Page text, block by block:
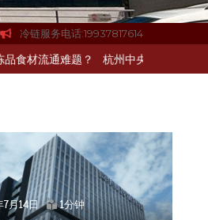
冷链服务电话:19937817614
题？ 杭州中央厨房布局餐饮连锁，冷
月14日 1分钟